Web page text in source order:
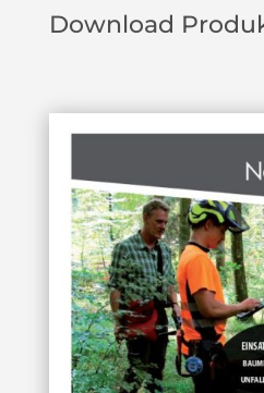
Download